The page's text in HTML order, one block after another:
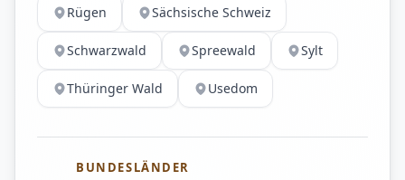
Rügen Sächsische Schweiz
Schwarzwald Spreewald Sylt
Thüringer Wald Usedom
BUNDESLÄNDER